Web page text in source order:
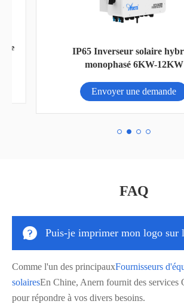
IP65 Inverseur solaire
monophasé 6KW-12KW
Envoyer une demande
FAQ
 Puis-je imprimer mon logo sur
Comme l'un des principauxFournisseurs
solairesEn Chine, Anern fournit des
pour répondre à vos divers besoins.